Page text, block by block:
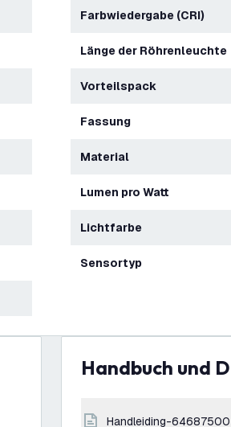
Farbwiedergabe (CRI)
Länge der Röhrenleuchte
Vorteilspack
Fassung
Material
Lumen pro Watt
Lichtfarbe
Sensortyp
Handbuch und
handleiding-64687500